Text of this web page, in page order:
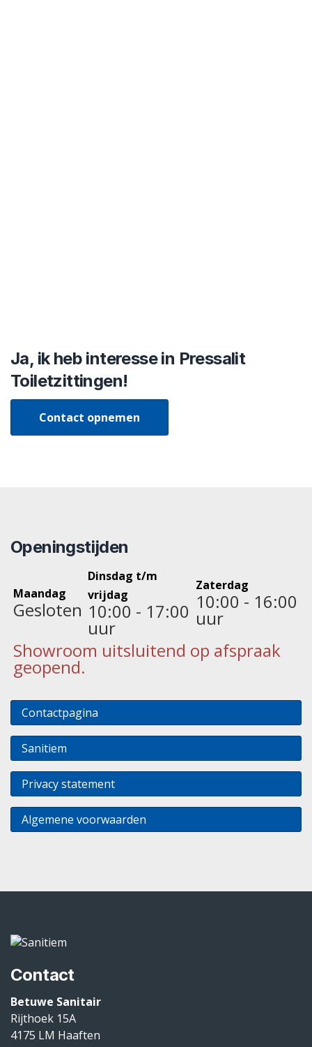
Ja, ik heb interesse in Pressalit
Toiletzittingen!
Contact opnemen
Openingstijden
Maandag
Gesloten
Dinsdag t/m
vrijdag
10:00 - 17:00
uur
Zaterdag
10:00 - 16:00
uur
Showroom uitsluitend op afspraak
geopend.
Contactpagina
Sanitiem
Privacy statement
Algemene voorwaarden
Contact
Betuwe Sanitair
Rijthoek 15A
4175 LM Haaften